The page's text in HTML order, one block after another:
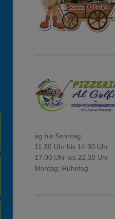
ag bis Sonntag:
11.30 Uhr bis 14.30 Uhr
17.00 Uhr bis 22.30 Uhr
Montag: Ruhetag